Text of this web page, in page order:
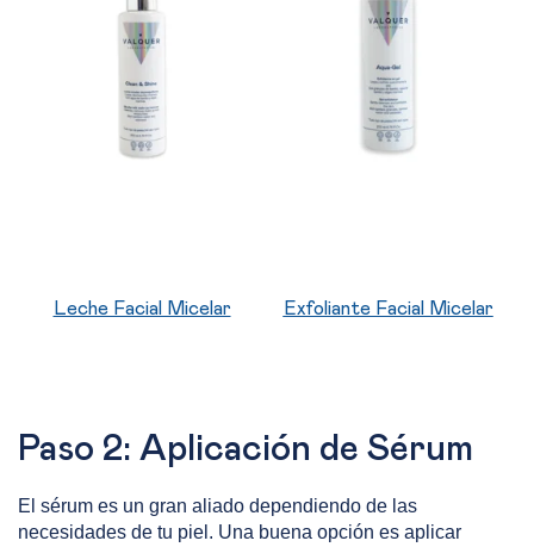
Leche Facial Micelar Exfoliante Facial Micelar
Paso 2: Aplicación de Sérum
El sérum es un gran aliado dependiendo de las
necesidades de tu piel. Una buena opción es aplicar